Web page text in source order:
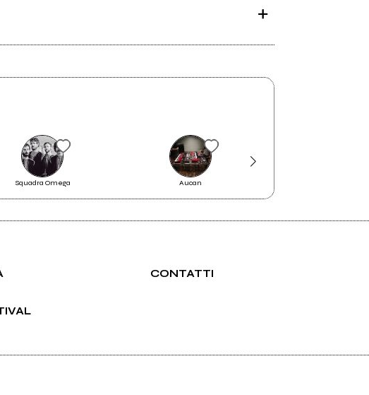
Squadra Omega Aucan
CONTATTI